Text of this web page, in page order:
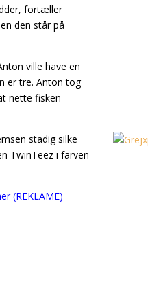
fortæller
den står på
ville have en
er tre. Anton tog
nette fisken
stadig silke
TwinTeez i farven
(REKLAME)